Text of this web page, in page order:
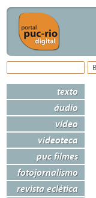
texto
áudio
vídeo
videoteca
puc filmes
fotojornalismo
revista eclética